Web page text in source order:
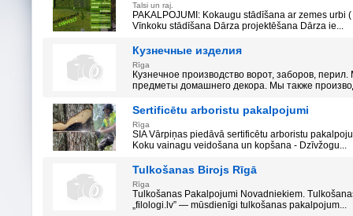
Talsi un raj.
PAKALPOJUMI: Kokaugu stādīšana ar zemes urbi
Vīnkoku stādīšana Dārza projektēšana Dārza ie...
Кузнечные изделия
Rīga
Кузнечное производство ворот, заборов,
предметы домашнего декора. Мы также
Sertificētu arboristu pakalpojumi
Rīga
SIA Vārpiņas piedāvā sertificētu arboristu
Koku vainagu veidošana un kopšana - Dzīvžogu...
Tulkošanas Birojs Rīgā
Rīga
Tulkošanas Pakalpojumi Novadniekiem.
„filologi.lv” — mūsdienīgi tulkošanas pakalpojum...